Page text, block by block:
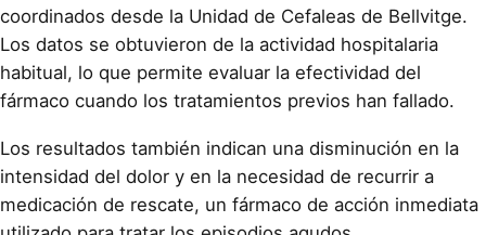
coordinados desde la Unidad de Cefaleas de Bellvitge.
Los datos se obtuvieron de la actividad hospitalaria
habitual, lo que permite evaluar la efectividad del
fármaco cuando los tratamientos previos han fallado.
Los resultados también indican una disminución en la
intensidad del dolor y en la necesidad de recurrir a
medicación de rescate, un fármaco de acción inmediata